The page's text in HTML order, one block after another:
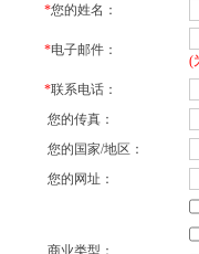
*您的姓名：
*电子邮件：
(
*联系电话：
您的传真：
您的国家/地区：
您的网址：
商业类型：